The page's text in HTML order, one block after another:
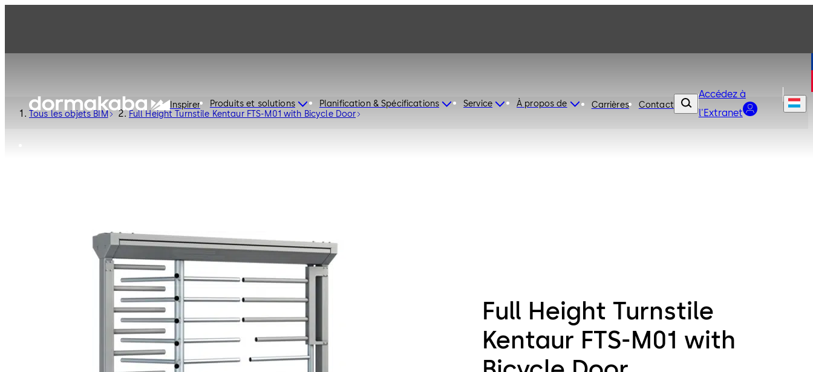
Inspirer Produits et solutions Planification & Spécifications Service À propos de Carrières Contact
Accédez à
l'Extranet
Tous les objets BIM Full Height Turnstile Kentaur FTS-M01 with Bicycle Door
Full Height Turnstile
Kentaur FTS-M01 with